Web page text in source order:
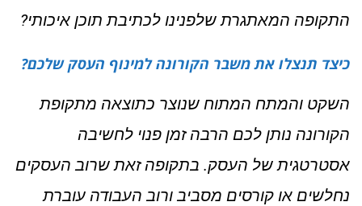
התקופה המאתגרת שלפנינו לכתיבת תוכן איכותי?
כיצד תנצלו את משבר הקורונה למינוף העסק שלכם?
השקט והמתח המתוח שנוצר כתוצאה מתקופת
הקורונה נותן לכם הרבה זמן פנוי לחשיבה
אסטרטגית של העסק. בתקופה זאת שרוב העסקים
נחלשים או קורסים מסביב ורוב העבודה עוברת